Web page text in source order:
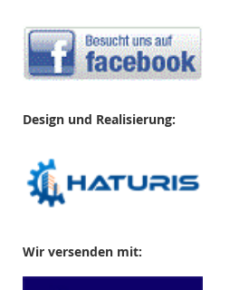
Design und Realisierung:
Wir versenden mit: